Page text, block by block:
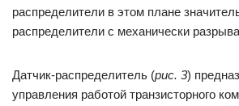
распределители в этом плане
распределители с механически
Датчик-распределитель (рис. 3)
управления работой транзисторного